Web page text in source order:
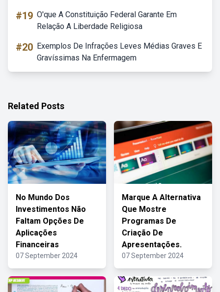
#19 O'que A Constituição Federal Garante Em
Relação A Liberdade Religiosa
#20 Exemplos De Infrações Leves Médias Graves E
Gravíssimas Na Enfermagem
Related Posts
No Mundo Dos
Investimentos Não
Faltam Opções De
Aplicações
Financeiras
07 September 2024
Marque A Alternativa
Que Mostre
Programas De
Criação De
Apresentações.
07 September 2024